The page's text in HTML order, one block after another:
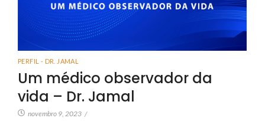
PERFIL - DR. JAMAL
Um médico observador da
vida – Dr. Jamal
novembro 9, 2023 /